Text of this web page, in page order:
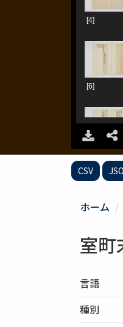
CSV
ホーム
室町
言語
種別